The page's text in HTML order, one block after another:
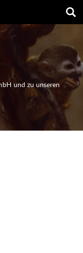
und zu unseren